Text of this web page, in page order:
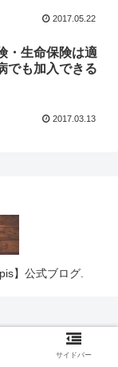
2017.05.22
・生命保険は適
でも加入できる
2017.03.13
】公式ブログ.
サイドバー